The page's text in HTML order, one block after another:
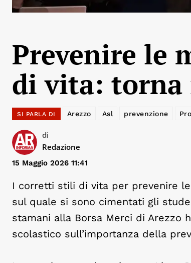
Prevenire le
di vita: torna
SI PARLA DI Arezzo Asl prevenzione
di
Redazione
15 Maggio 2026 11:41
I corretti stili di vita per prevenire
sul quale si sono cimentati gli
stamani alla Borsa Merci di Arezzo
scolastico sull’importanza della